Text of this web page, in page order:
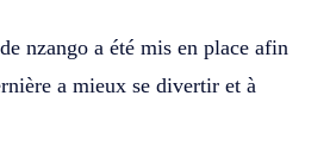
nzango a été mis en place afin
a mieux se divertir et à